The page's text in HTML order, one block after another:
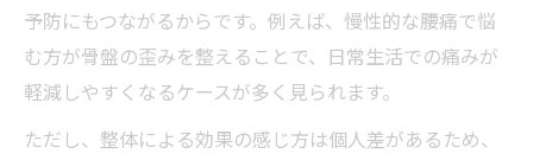
予防にもつながるからです。例えば、慢性的な腰痛で悩
む方が骨盤の歪みを整えることで、日常生活での痛みが
軽減しやすくなるケースが多く見られます。
ただし、整体による効果の感じ方は個人差があるため、